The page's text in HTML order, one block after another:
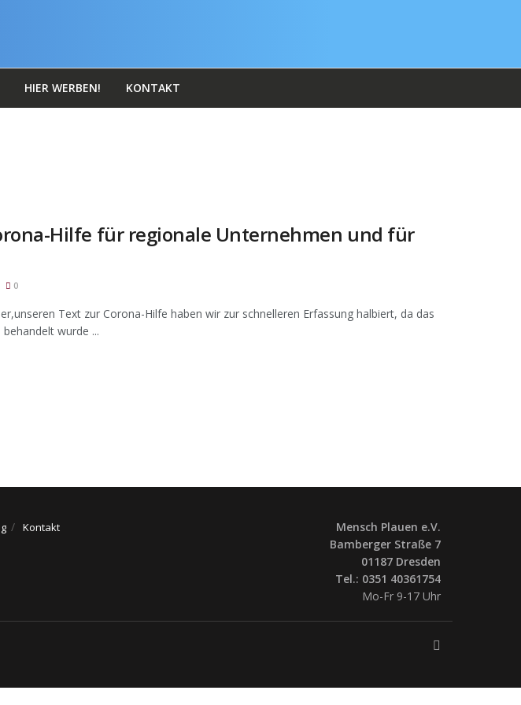
HIER WERBEN! KONTAKT
Hilfe für regionale Unternehmen und für
0
Text zur Corona-Hilfe haben wir zur schnelleren Erfassung halbiert, da das
wurde ...
Kontakt
Mensch Plauen e.V.
Bamberger Straße 7
01187 Dresden
Tel.: 0351 40361754
Mo-Fr 9-17 Uhr